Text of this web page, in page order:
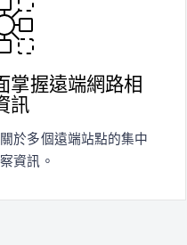
掌握遠端網路相
訊
於多個遠端站點的集中
資訊。